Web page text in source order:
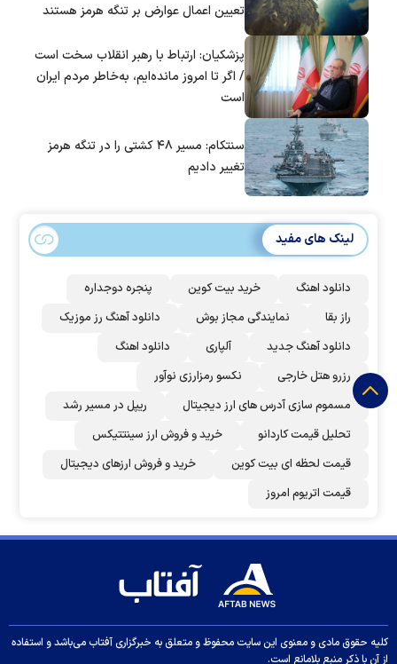
تعیین اعمال عوارض بر تنگه هرمز هستند
پزشکیان: ارتباط با رهبر انقلاب سخت است
/ اگر تا امروز مانده‌ایم، به‌خاطر مردم ایران
است
سنتکام: مسیر ۴۸ کشتی را در تنگه هرمز
تغییر دادیم
لینک های مفید
دانلود اهنگ خرید بیت کوین
پنجره دوجداره
راز بقا
نمایندگی مجاز بوش
دانلود آهنگ رز‌ موزیک
دانلود آهنگ جدید
آلپاری
دانلود اهنگ
رزرو هتل خارجی
نکسو رمزارزی نوآور
مسموم سازی آدرس های ارز دیجیتال
ریپل در مسیر رشد
تحلیل قیمت کاردانو
خرید و فروش ارز سینتتیکس
قیمت لحظه ای بیت کوین
خرید و فروش ارزهای دیجیتال
قیمت اتریوم امروز
کلیه حقوق مادی و معنوی این سایت محفوظ و متعلق به خبرگزاری آفتاب می‌باشد و استفاده
از آن با ذکر منبع بلامانع است.